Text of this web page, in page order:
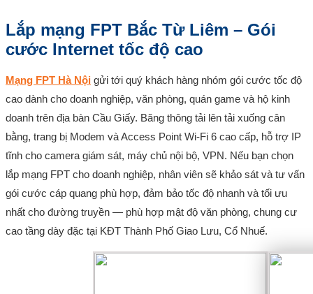
Lắp mạng FPT Bắc Từ Liêm – Gói
cước Internet tốc độ cao
Mạng FPT Hà Nội gửi tới quý khách hàng nhóm gói cước tốc độ
cao dành cho doanh nghiệp, văn phòng, quán game và hộ kinh
doanh trên địa bàn Cầu Giấy. Băng thông tải lên tải xuống cân
bằng, trang bị Modem và Access Point Wi-Fi 6 cao cấp, hỗ trợ IP
tĩnh cho camera giám sát, máy chủ nội bộ, VPN. Nếu bạn chọn
lắp mạng FPT cho doanh nghiệp, nhân viên sẽ khảo sát và tư vấn
gói cước cáp quang phù hợp, đảm bảo tốc độ nhanh và tối ưu
nhất cho đường truyền — phù hợp mật độ văn phòng, chung cư
cao tầng dày đặc tại KĐT Thành Phố Giao Lưu, Cổ Nhuế.